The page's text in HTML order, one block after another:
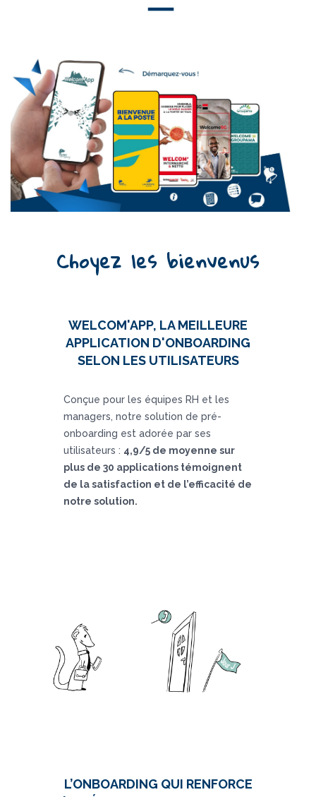
Choyez les bienvenus
WELCOM'APP, LA MEILLEURE
APPLICATION D'ONBOARDING
SELON LES UTILISATEURS
Conçue pour les équipes RH et les
managers, notre solution de pré-
onboarding est adorée par ses
utilisateurs : 4,9/5 de moyenne sur
plus de 30 applications témoignent
de la satisfaction et de l’efficacité de
notre solution.
L’ONBOARDING QUI RENFORCE